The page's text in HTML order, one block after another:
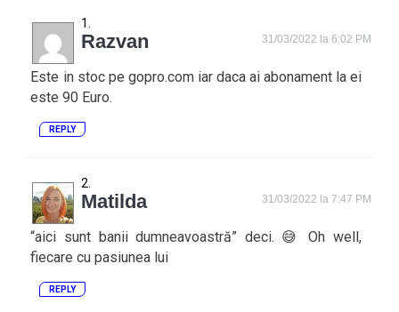
Razvan 31/03/2022 la 6:02 PM
Este in stoc pe gopro.com iar daca ai abonament la ei
este 90 Euro.
REPLY
Matilda 31/03/2022 la 7:47 PM
“aici sunt banii dumneavoastră” deci. 😅 Oh well,
fiecare cu pasiunea lui
REPLY